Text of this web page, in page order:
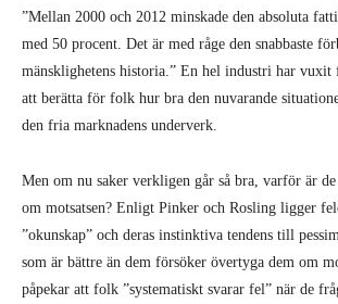
”Mellan 2000 och 2012 minskade den absoluta
med 50 procent. Det är med råge den snabbaste
mänsklighetens historia.” En hel industri har vuxit
att berätta för folk hur bra den nuvarande
den fria marknadens underverk.
Men om nu saker verkligen går så bra, varför är
om motsatsen? Enligt Pinker och Rosling ligger
”okunskap” och deras instinktiva tendens till
som är bättre än dem försöker övertyga dem om
påpekar att folk ”systematiskt svarar fel” när de